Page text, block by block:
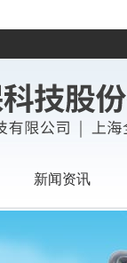
新闻资讯